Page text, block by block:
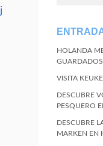
HOLANDA
GUARDADOS
VISITA
DESCUBRE
PESQUERO
DESCUBRE
MARKEN EN